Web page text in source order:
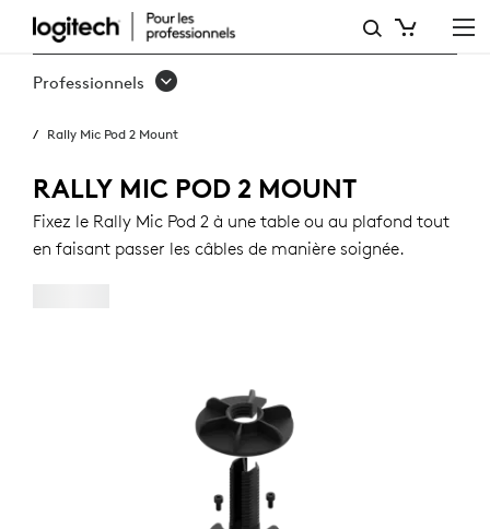
RALLY
MIC
MOUNT
Professionnels
Rally Mic Pod 2 Mount
RALLY MIC POD 2 MOUNT
Fixez le Rally Mic Pod 2 à une table ou au plafond tout
en faisant passer les câbles de manière soignée.